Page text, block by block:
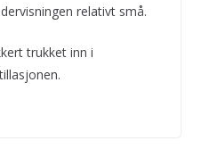
relativt små.
trukket inn i